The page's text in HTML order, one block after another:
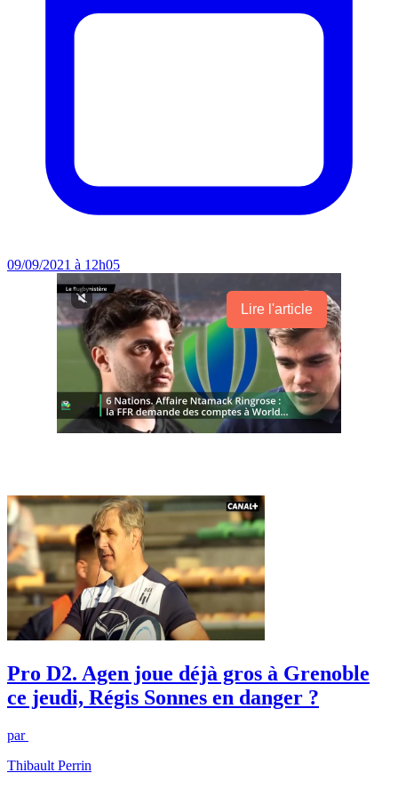
09/09/2021 à 12h05
Lire l'article
Pro D2. Agen joue déjà gros à Grenoble
ce jeudi, Régis Sonnes en danger ?
par
Thibault Perrin